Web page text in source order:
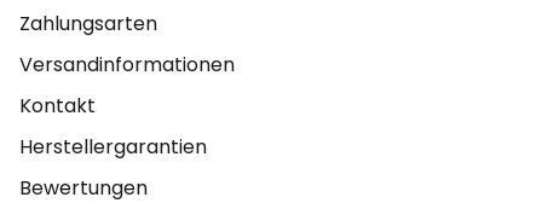
Zahlungsarten
Versandinformationen
Kontakt
Herstellergarantien
Bewertungen